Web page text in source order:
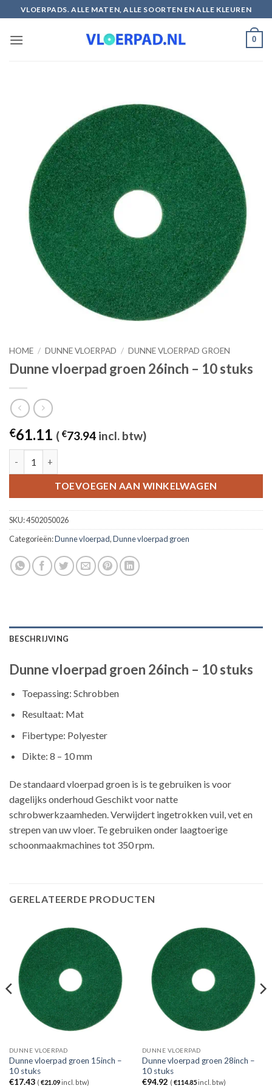
naar
inhoud
VLOERPADS. ALLE MATEN, ALLE SOORTEN EN ALLE KLEUREN
0
HOME / DUNNE VLOERPAD / DUNNE VLOERPAD GROEN
Dunne vloerpad groen 26inch – 10 stuks
€61.11 ( €73.94 incl. btw)
TOEVOEGEN AAN WINKELWAGEN
SKU:4502050026
Categorieën:Dunne vloerpad,Dunne vloerpad groen
BESCHRIJVING
Dunne vloerpad groen 26inch – 10 stuks
Toepassing: Schrobben
Resultaat: Mat
Fibertype: Polyester
Dikte: 8 – 10 mm
De standaard vloerpad groen is is te gebruiken is voor
dagelijks onderhoud Geschikt voor natte
schrobwerkzaamheden. Verwijdert ingetrokken vuil, vet en
strepen van uw vloer. Te gebruiken onder laagtoerige
schoonmaakmachines tot 350 rpm.
GERELATEERDE PRODUCTEN
DUNNE VLOERPAD
Dunne vloerpad groen 15inch –
10 stuks
€17.43 ( €21.09incl. btw)
DUNNE VLOERPAD
Dunne vloerpad groen 28inch –
10 stuks
€94.92 ( €114.85incl. btw)